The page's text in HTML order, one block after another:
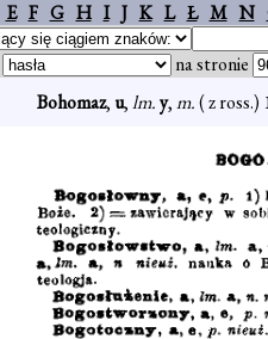
E F G H I J K L Ł M N
na stronie
Bohomaz, u,lm.y,m.( z ross.)